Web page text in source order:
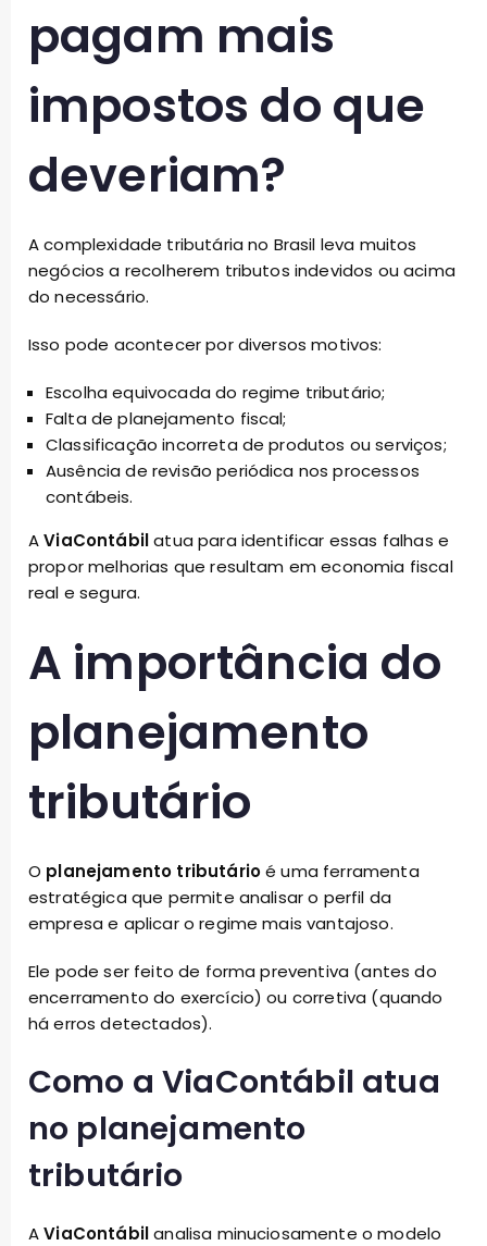
pagam mais
impostos do que
deveriam?
A complexidade tributária no Brasil leva muitos
negócios a recolherem tributos indevidos ou acima
do necessário.
Isso pode acontecer por diversos motivos:
Escolha equivocada do regime tributário;
Falta de planejamento fiscal;
Classificação incorreta de produtos ou serviços;
Ausência de revisão periódica nos processos
contábeis.
AViaContábilatua para identificar essas falhas e
propor melhorias que resultam em economia fiscal
real e segura.
A importância do
planejamento
tributário
O planejamento tributárioé uma ferramenta
estratégica que permite analisar o perfil da
empresa e aplicar o regime mais vantajoso.
Ele pode ser feito de forma preventiva (antes do
encerramento do exercício) ou corretiva (quando
há erros detectados).
Como a ViaContábil atua
no planejamento
tributário
AViaContábilanalisa minuciosamente o modelo